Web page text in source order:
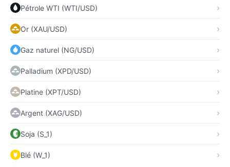
Pétrole WTI (WTI/USD)
Or (XAU/USD)
Gaz naturel (NG/USD)
Palladium (XPD/USD)
Platine (XPT/USD)
Argent (XAG/USD)
Soja (S_1)
Blé (W_1)